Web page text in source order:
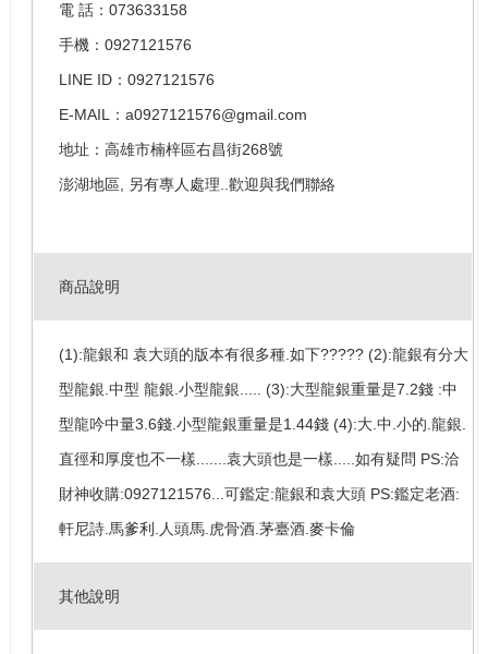
電 話：073633158
手機：0927121576
LINE ID：0927121576
E-MAIL：a0927121576@gmail.com
地址：高雄市楠梓區右昌街268號
澎湖地區, 另有專人處理..歡迎與我們聯絡
商品說明
(1):龍銀和 袁大頭的版本有很多種.如下????? (2):龍銀有分大
型龍銀.中型 龍銀.小型龍銀..... (3):大型龍銀重量是7.2錢 :中
型龍吟中量3.6錢.小型龍銀重量是1.44錢 (4):大.中.小的.龍銀.
直徑和厚度也不一樣.......袁大頭也是一樣.....如有疑問 PS:洽
財神收購:0927121576...可鑑定:龍銀和袁大頭 PS:鑑定老酒:
軒尼詩.馬爹利.人頭馬.虎骨酒.茅臺酒.麥卡倫
其他說明